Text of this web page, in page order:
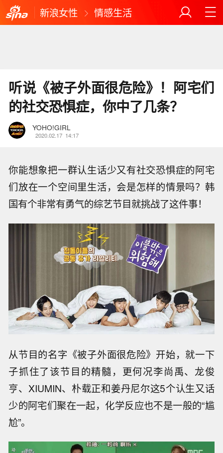
新浪女性 情感生活
听说《被子外面很危险》！阿宅们
的社交恐惧症，你中了几条？
YOHO!GIRL
2020.02.17 14:17
你能想象把一群认生话少又有社交恐惧症的阿宅
们放在一个空间里生活，会是怎样的情景吗？韩
国有个非常有勇气的综艺节目就挑战了这件事！
从节目的名字《被子外面很危险》开始，就一下
子抓住了该节目的精髓，更何况李尚禹、龙俊
亨、XIUMIN、朴载正和姜丹尼尔这5个认生又话
少的阿宅们聚在一起，化学反应也不是一般的“尴
尬”。